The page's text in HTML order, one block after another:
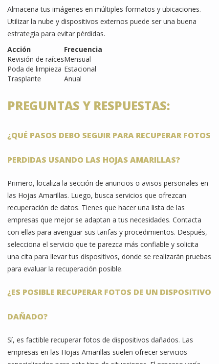
Almacena tus imágenes en múltiples formatos y ubicaciones.
Utilizar la nube y dispositivos externos puede ser una buena
estrategia para evitar pérdidas.
Acción
Frecuencia
Revisión de raícesMensual
Poda de limpieza Estacional
Trasplante
Anual
PREGUNTAS Y RESPUESTAS:
¿QUÉ PASOS DEBO SEGUIR PARA RECUPERAR FOTOS
PERDIDAS USANDO LAS HOJAS AMARILLAS?
Primero, localiza la sección de anuncios o avisos personales en
las Hojas Amarillas. Luego, busca servicios que ofrezcan
recuperación de datos. Tienes que hacer una lista de las
empresas que mejor se adaptan a tus necesidades. Contacta
con ellas para averiguar sus tarifas y procedimientos. Después,
selecciona el servicio que te parezca más confiable y solicita
una cita para llevar tus dispositivos, donde se realizarán pruebas
para evaluar la recuperación posible.
¿ES POSIBLE RECUPERAR FOTOS DE UN DISPOSITIVO
DAÑADO?
Sí, es factible recuperar fotos de dispositivos dañados. Las
empresas en las Hojas Amarillas suelen ofrecer servicios